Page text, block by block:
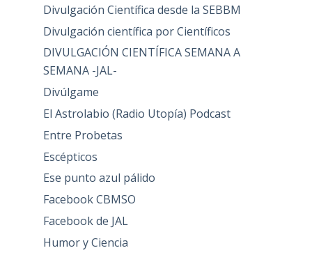
Divulgación Científica desde la SEBBM
Divulgación científica por Científicos
DIVULGACIÓN CIENTÍFICA SEMANA A
SEMANA -JAL-
Divúlgame
El Astrolabio (Radio Utopía) Podcast
Entre Probetas
Escépticos
Ese punto azul pálido
Facebook CBMSO
Facebook de JAL
Humor y Ciencia